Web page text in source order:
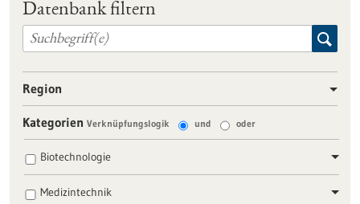
Datenbank filtern
Region
Kategorien Verknüpfungslogik und oder
Biotechnologie
Medizintechnik